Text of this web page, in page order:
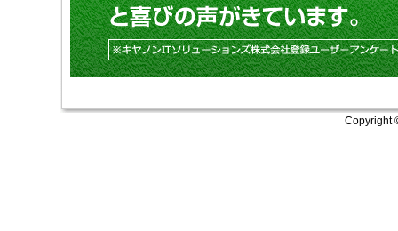
Copyright